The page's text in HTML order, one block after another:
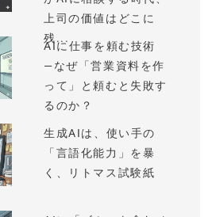
上司の価値はどこに
残...
AIに仕事を頼む技術
—なぜ「営業資料を作
って」と頼むと失敗す
るのか？
生成AIは、使い手の
「言語化能力」を暴
く、リトマス試験紙